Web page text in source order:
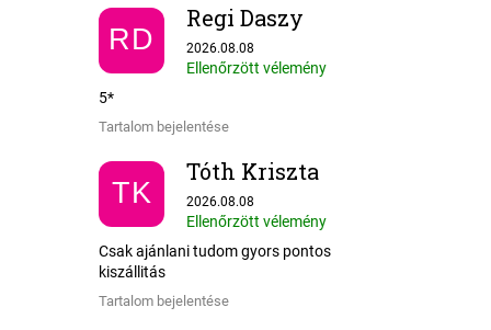
RD
Regi Daszy
Az áruház értékelése 5-ből 5 csillag.
2026.08.08
Ellenőrzött vélemény
5*
Tartalom bejelentése
TK
Tóth Kriszta
Az áruház értékelése 5-ből 5 csillag.
2026.08.08
Ellenőrzött vélemény
Csak ajánlani tudom gyors pontos
kiszállitás
Tartalom bejelentése